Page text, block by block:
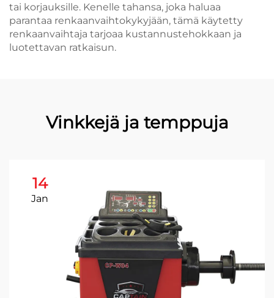
tai korjauksille. Kenelle tahansa, joka haluaa
parantaa renkaanvaihtokykyjään, tämä käytetty
renkaanvaihtaja tarjoaa kustannustehokkaan ja
luotettavan ratkaisun.
Vinkkejä ja temppuja
14
Jan